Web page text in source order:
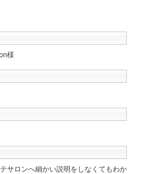
様
サロンへ細かい説明をしなくてもわか